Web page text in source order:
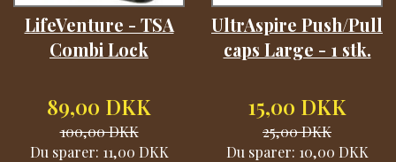
LifeVenture - TSA
Combi Lock
89,00 DKK
100,00 DKK
Du sparer: 11,00 DKK
UltrAspire Push/Pull
caps Large - 1 stk.
15,00 DKK
25,00 DKK
Du sparer: 10,00 DKK